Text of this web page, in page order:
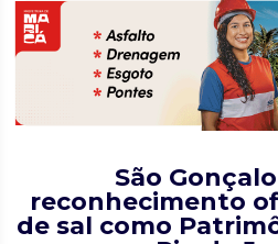
São
reconhecimento
de sal como